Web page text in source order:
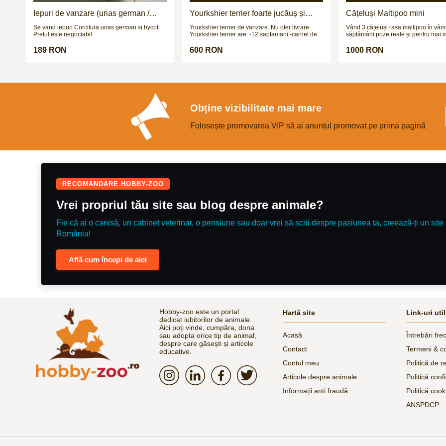
Iepuri de vanzare (urias german /
Se vand iepuri Corcitura urias german si hycoli
Pretul este negociabil
189 RON
Yourkshier terrier foarte jucăuș și
Yourkshier terrier de vanzare. Nu ofer livrare
Yourkshier terrier are: -12 saptamani -carnet de
nasterii= 8.09.2025 PRETUL ESTE
NEGOCIABIL!!!
600 RON
Cățeluși Maltipoo mini
Vând 3 cățeluși rasa maltipoo în
săptămâni poze reale și pentru mai
1000 RON
Obține vizibilitate mai mare
Folosește promovarea VIP să ai anunțul promovat pe prima pagină
RECOMANDARE HOBBY-ZOO
Vrei propriul tău site sau blog despre animale?
Fie că ai o canisă, un cabinet veterinar, o pensiune sau doar vrei să scrii despre pasiunea ta, creează-ți un
România!
Află cum începi de aici
Hobby-zoo este un portal
dedicat iubitorilor de animale.
Aici poți vinde, cumpăra, dona
sau adopta orice tip de animal,
despre care găsești și articole
educative.
Hartă site
Acasă
Contact
Contul meu
Articole despre animale
Informații anti fraudă
Link-uri
Întrebări
Termeni &
Politică de
Politică
Politică
ANSPDCP